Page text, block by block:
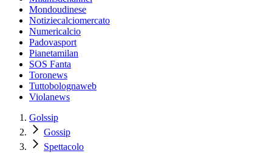
Mondoudinese
Notiziecalciomercato
Numericalcio
Padovasport
Pianetamilan
SOS Fanta
Toronews
Tuttobolognaweb
Violanews
Golssip
Gossip
Spettacolo